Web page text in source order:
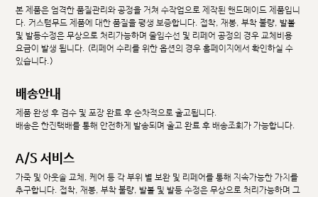
본 제품은 엄격한 품질관리와 공정을 거쳐 수작업으로 제작된 핸드메이드 제품입니
다. 커스텀무드 제품에 대한 품질을 평생 보증합니다. 접착, 재봉, 부착 불량, 발볼
및 발등수정은 무상으로 처리가능하며 줄임수선 및 리페어 공정의 경우 교체비용
요금이 발생 됩니다. (리페어 수리를 위한 옵션의 경우 홈페이지에서 확인하실 수
있습니다.)
배송안내
제품 완성 후 검수 및 포장 완료 후 순차적으로 출고됩니다.
배송은 한진택배를 통해 안전하게 발송되며 출고 완료 후 배송조회가 가능합니다.
A/S 서비스
가죽 및 아웃솔 교체, 케어 등 각 부위 별 보완 및 리페어를 통해 지속가능한 가치를
추구합니다. 접착, 재봉, 부착 불량, 발볼 및 발등 수정은 무상으로 처리가능하며 그